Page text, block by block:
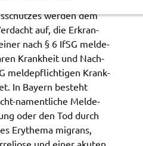
werden dem
auf, die Erkran­
nach § 6 IfSG melde­
Krank­heit und Nach­
melde­pflich­ti­gen Krank­
In Bayern besteht
nament­li­che Melde­
oder den Tod durch
Erythe­ma migrans,
und einer akuten
für eine reibungslose
benötigt.